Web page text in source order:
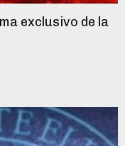
exclusivo de la